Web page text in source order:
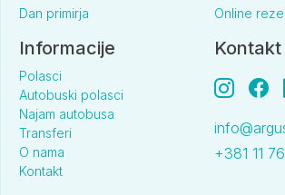
Dan primirja
Online
Informacije
Polasci
Autobuski polasci
Najam autobusa
Transferi
O nama
Kontakt
Kontakt
+381 11